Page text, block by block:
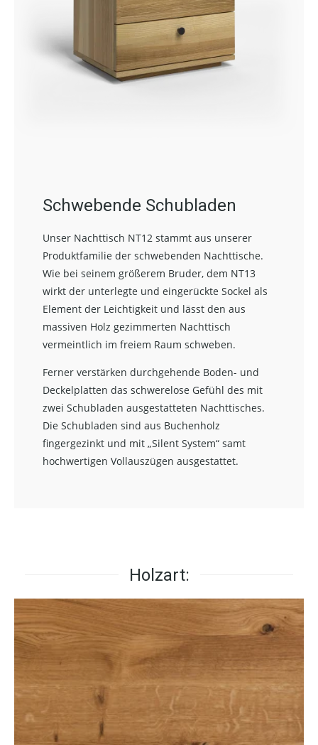
Schwebende Schubladen
Unser Nachttisch NT12 stammt aus unserer
Produktfamilie der schwebenden Nachttische.
Wie bei seinem größerem Bruder, dem NT13
wirkt der unterlegte und eingerückte Sockel als
Element der Leichtigkeit und lässt den aus
massiven Holz gezimmerten Nachttisch
vermeintlich im freiem Raum schweben.
Ferner verstärken durchgehende Boden- und
Deckelplatten das schwerelose Gefühl des mit
zwei Schubladen ausgestatteten Nachttisches.
Die Schubladen sind aus Buchenholz
fingergezinkt und mit „Silent System“ samt
hochwertigen Vollauszügen ausgestattet.
Holzart: